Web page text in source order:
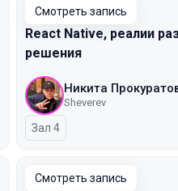
Смотреть запись
React Native, реалии
решения
Никита
Sheverev
Зал 4
Смотреть запись